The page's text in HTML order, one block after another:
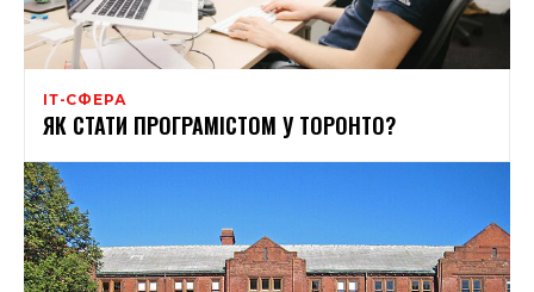
ІТ-СФЕРА
ЯК СТАТИ ПРОГРАМІСТОМ У ТОРОНТО?